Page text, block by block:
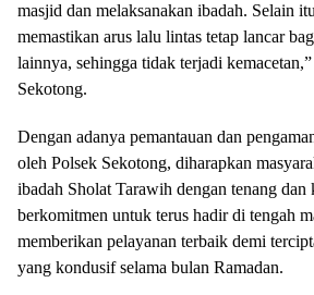
masjid dan melaksanakan ibadah. Selain
memastikan arus lalu lintas tetap lancar
lainnya, sehingga tidak terjadi
Sekotong.
Dengan adanya pemantauan dan
oleh Polsek Sekotong, diharapkan
ibadah Sholat Tarawih dengan tenang
berkomitmen untuk terus hadir di tengah
memberikan pelayanan terbaik demi
yang kondusif selama bulan Ramadan.